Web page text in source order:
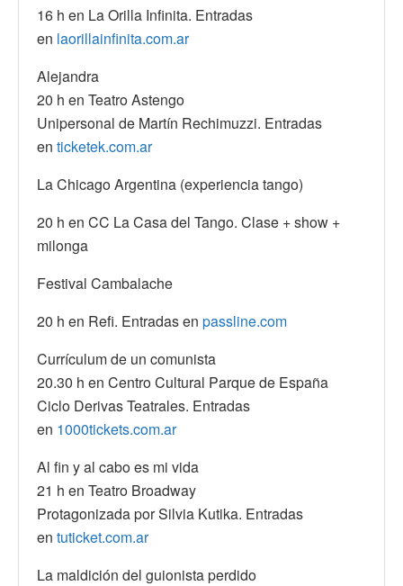
16 h en La Orilla Infinita. Entradas
en laorillainfinita.com.ar
Alejandra
20 h en Teatro Astengo
Unipersonal de Martín Rechimuzzi. Entradas
en ticketek.com.ar
La Chicago Argentina (experiencia tango)
20 h en CC La Casa del Tango. Clase + show +
milonga
Festival Cambalache
20 h en Refi. Entradas en passline.com
Currículum de un comunista
20.30 h en Centro Cultural Parque de España
Ciclo Derivas Teatrales. Entradas
en 1000tickets.com.ar
Al fin y al cabo es mi vida
21 h en Teatro Broadway
Protagonizada por Silvia Kutika. Entradas
en tuticket.com.ar
La maldición del guionista perdido